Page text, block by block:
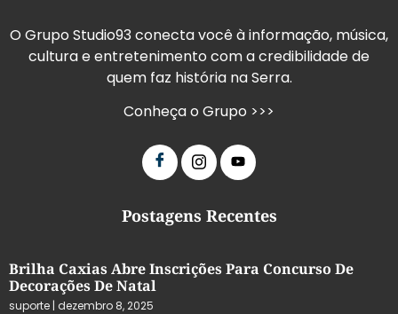
O Grupo Studio93 conecta você à informação, música,
cultura e entretenimento com a credibilidade de
quem faz história na Serra.
Conheça o Grupo >>>
Postagens Recentes
Brilha Caxias Abre Inscrições Para Concurso De
Decorações De Natal
suporte dezembro 8, 2025